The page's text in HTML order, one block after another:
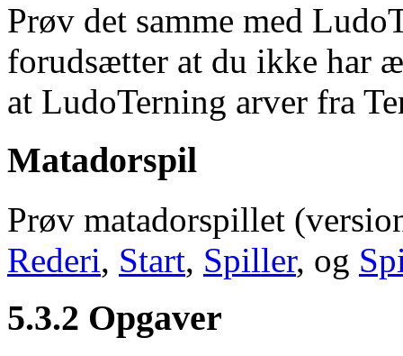
Prøv det samme med
forudsætter at du ikke har
at LudoTerning arver fra
Matadorspil
Prøv matadorspillet
Rederi, Start, Spiller, og
5.3.2 Opgaver